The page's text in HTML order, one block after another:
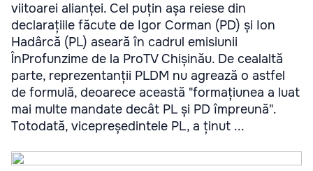
viitoarei alianței. Cel puțin așa reiese din
declarațiile făcute de Igor Corman (PD) și Ion
Hadârcă (PL) aseară în cadrul emisiunii
ÎnProfunzime de la ProTV Chișinău. De cealaltă
parte, reprezentanții PLDM nu agrează o astfel
de formulă, deoarece această "formațiunea a luat
mai multe mandate decât PL și PD împreună".
Totodată, vicepreședintele PL, a ținut ...